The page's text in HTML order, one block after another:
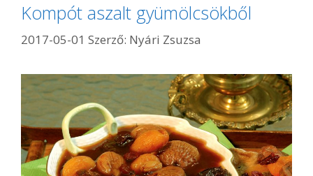
Kompót aszalt gyümölcsökből
2017-05-01 Szerző: Nyári Zsuzsa